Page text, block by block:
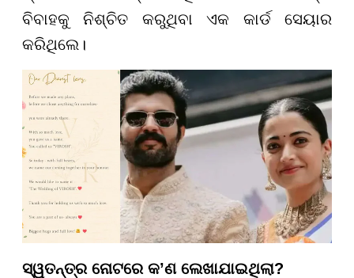
ବିବାହକୁ ନିଶ୍ଚିତ କରୁଥିବା ଏକ କାର୍ଡ ସେୟାର
କରିଥିଲେ।
ସ୍ୱତନ୍ତ୍ର ନୋଟରେ କ’ଣ ଲେଖାଯାଇଥିଲା?